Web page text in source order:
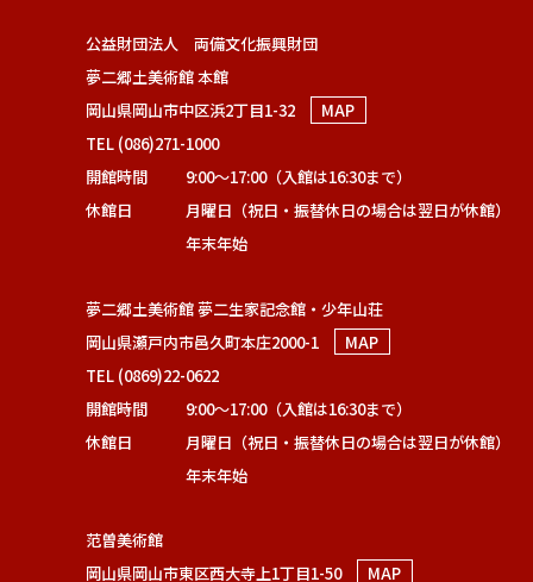
公益財団法人 両備文化振興財団
夢二郷土美術館 本館
岡山県岡山市中区浜2丁目1-32
MAP
TEL (086)271-1000
開館時間
9:00～17:00（入館は16:30まで）
休館日
月曜日（祝日・振替休日の場合は翌日が休館）
年末年始
夢二郷土美術館 夢二生家記念館・少年山荘
岡山県瀬戸内市邑久町本庄2000-1
MAP
TEL (0869)22-0622
開館時間
9:00～17:00（入館は16:30まで）
休館日
月曜日（祝日・振替休日の場合は翌日が休館）
年末年始
范曽美術館
岡山県岡山市東区西大寺上1丁目1-50
MAP